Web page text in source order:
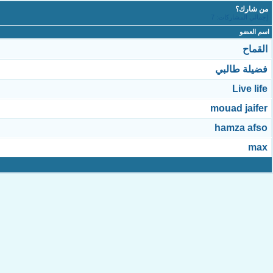
من شارك؟
اسم العضو
القماح
فضيلة طالبي
Live life
mouad jaifer
hamza afso
max